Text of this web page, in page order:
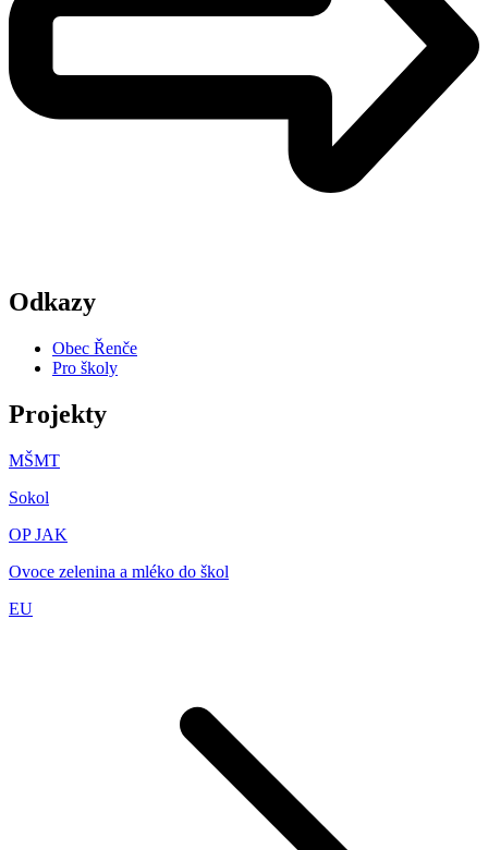
Odkazy
Obec Řenče
Pro školy
Projekty
MŠMT
Sokol
OP JAK
Ovoce zelenina a mléko do škol
EU